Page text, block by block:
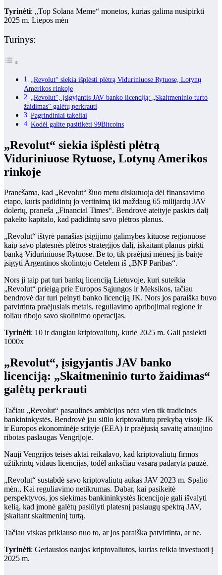
Tyrinėti: „Top Solana Meme“ monetos, kurias galima nusipirkti
2025 m. Liepos mėn
Turinys:
„Revolut“ siekia išplėsti plėtrą Viduriniuose Rytuose, Lotynų
Amerikos rinkoje
„Revolut“, įsigyjantis JAV banko licenciją: „Skaitmeninio turto
žaidimas“ galėtų perkrauti
Pagrindiniai takeliai
Kodėl galite pasitikėti 99Bitcoins
„Revolut“ siekia išplėsti plėtrą
Viduriniuose Rytuose, Lotynų Amerikos
rinkoje
Pranešama, kad „Revolut“ šiuo metu diskutuoja dėl finansavimo
etapo, kuris padidintų jo vertinimą iki maždaug 65 milijardų JAV
dolerių, praneša „Financial Times“. Bendrovė ateityje paskirs dalį
pakelto kapitalo, kad padidintų savo plėtros planus.
„Revolut“ ištyrė panašias įsigijimo galimybes kituose regionuose
kaip savo platesnės plėtros strategijos dalį, įskaitant planus pirkti
banką Viduriniuose Rytuose. Be to, tik praėjusį mėnesį jis baigė
įsigyti Argentinos skolintojo Cetelem iš „BNP Paribas“.
Nors ji taip pat turi bankų licenciją Lietuvoje, kuri suteikia
„Revolut“ prieigą prie Europos Sąjungos ir Meksikos, tačiau
bendrovė dar turi pelnyti banko licenciją JK. Nors jos paraiška buvo
patvirtinta praėjusiais metais, reguliavimo apribojimai regione ir
toliau ribojo savo skolinimo operacijas.
Tyrinėti: 10 ir daugiau kriptovaliutų, kurie 2025 m. Gali pasiekti
1000x
„Revolut“, įsigyjantis JAV banko
licenciją: „Skaitmeninio turto žaidimas“
galėtų perkrauti
Tačiau „Revolut“ pasaulinės ambicijos nėra vien tik tradicinės
bankininkystės. Bendrovė jau siūlo kriptovaliutų prekybą visoje JK
ir Europos ekonominėje srityje (EEA) ir praėjusią savaitę atnaujino
ribotas paslaugas Vengrijoje.
Nauji Vengrijos teisės aktai reikalavo, kad kriptovaliutų firmos
užtikrintų vidaus licencijas, todėl anksčiau vasarą padaryta pauzė.
„Revolut“ sustabdė savo kriptovaliutų aukas JAV 2023 m. Spalio
mėn., Kai reguliavimo netikrumas. Dabar, kai pasikeitė
perspektyvos, jos siekimas bankininkystės licencijoje gali išvalyti
kelią, kad įmonė galėtų pasiūlyti platesnį paslaugų spektrą JAV,
įskaitant skaitmeninį turtą.
Tačiau viskas priklauso nuo to, ar jos paraiška patvirtinta, ar ne.
Tyrinėti: Geriausios naujos kriptovaliutos, kurias reikia investuoti į
2025 m.